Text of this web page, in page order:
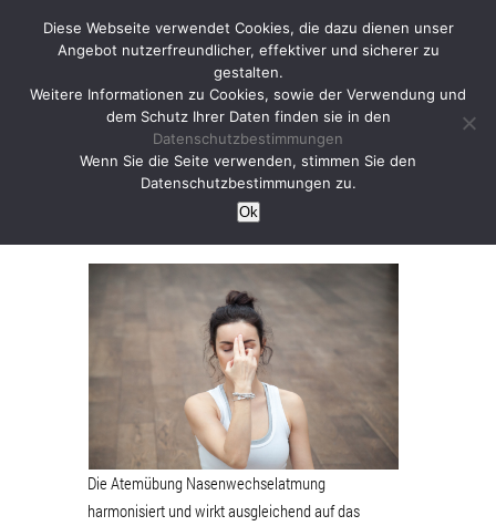
5 Minuten Atemübung
Nasenwechselatmung
Die Atemübung Nasenwechselatmung
harmonisiert und wirkt ausgleichend auf das
Diese Webseite verwendet Cookies, die dazu dienen unser
Angebot nutzerfreundlicher, effektiver und sicherer zu
gestalten.
Weitere Informationen zu Cookies, sowie der Verwendung und
dem Schutz Ihrer Daten finden sie in den
Datenschutzbestimmungen
Wenn Sie die Seite verwenden, stimmen Sie den
Datenschutzbestimmungen zu.
Ok